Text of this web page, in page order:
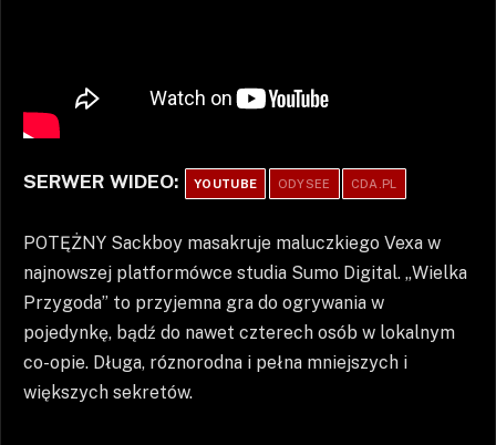
SERWER WIDEO: YOUTUBE ODYSEE CDA.PL
POTĘŻNY Sackboy masakruje maluczkiego Vexa w
najnowszej platformówce studia Sumo Digital. „Wielka
Przygoda” to przyjemna gra do ogrywania w
pojedynkę, bądź do nawet czterech osób w lokalnym
co-opie. Długa, róznorodna i pełna mniejszych i
większych sekretów.